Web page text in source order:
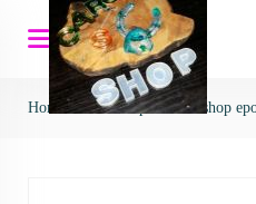
Home>Workshops>workshop